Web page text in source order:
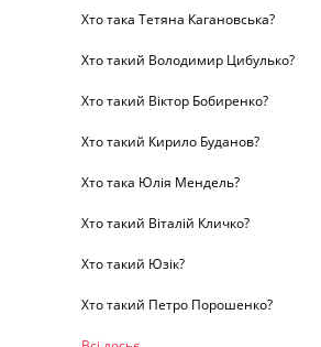
Хто така Тетяна Кагановська?
Хто такий Володимир Цибулько?
Хто такий Віктор Бобиренко?
Хто такий Кирило Буданов?
Хто така Юлія Мендель?
Хто такий Віталій Кличко?
Хто такий Юзік?
Хто такий Петро Порошенко?